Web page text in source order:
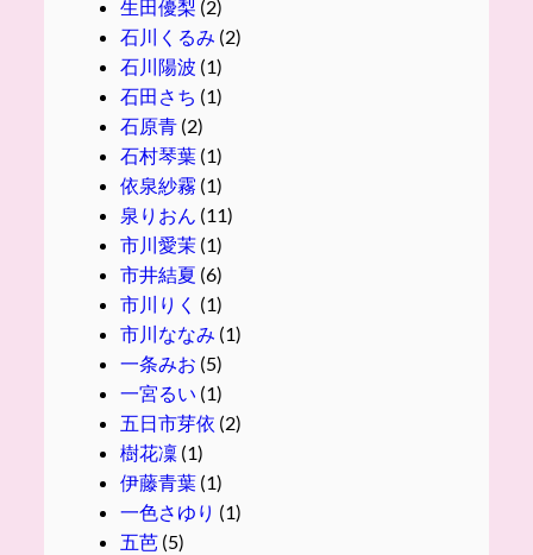
生田優梨 (2)
石川くるみ (2)
石川陽波 (1)
石田さち (1)
石原青(2)
石村琴葉(1)
依泉紗霧 (1)
泉りおん (11)
市川愛茉(1)
市井結夏 (6)
市川りく (1)
市川ななみ (1)
一条みお (5)
一宮るい (1)
五日市芽依 (2)
樹花凜(1)
伊藤青葉(1)
一色さゆり (1)
五芭(5)